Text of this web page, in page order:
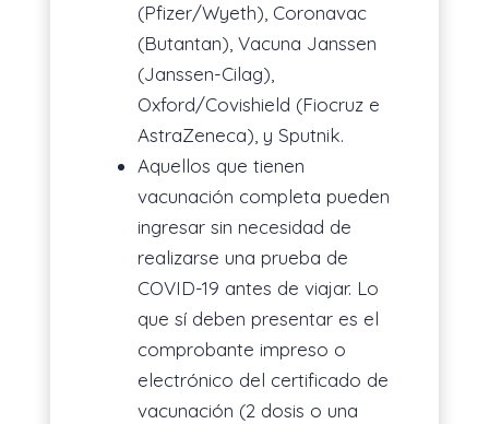
(Pfizer/Wyeth), Coronavac
(Butantan), Vacuna Janssen
(Janssen-Cilag),
Oxford/Covishield (Fiocruz e
AstraZeneca), y Sputnik.
Aquellos que tienen
vacunación completa pueden
ingresar sin necesidad de
realizarse una prueba de
COVID-19 antes de viajar. Lo
que sí deben presentar es el
comprobante impreso o
electrónico del certificado de
vacunación (2 dosis o una